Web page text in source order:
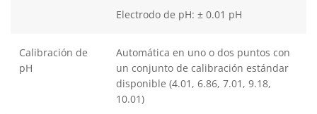
Electrodo de pH: ± 0.01 pH
Calibración de
pH
Automática en uno o dos puntos con
un conjunto de calibración estándar
disponible (4.01, 6.86, 7.01, 9.18,
10.01)